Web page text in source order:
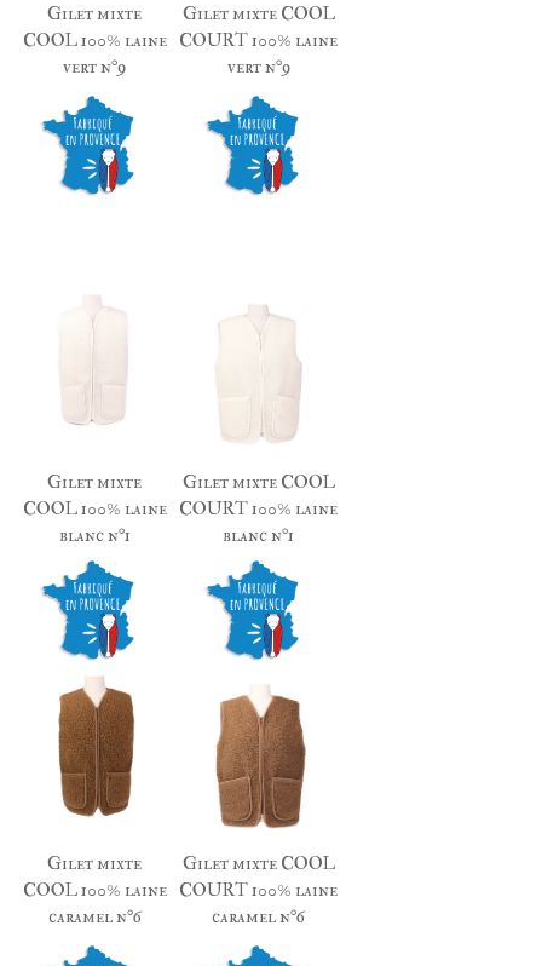
Gilet mixte
COOL 100% laine
vert n°9
Gilet mixte COOL
COURT 100% laine
vert n°9
Gilet mixte
COOL 100% laine
blanc n°1
Gilet mixte COOL
COURT 100% laine
blanc n°1
Gilet mixte
COOL 100% laine
caramel n°6
Gilet mixte COOL
COURT 100% laine
caramel n°6